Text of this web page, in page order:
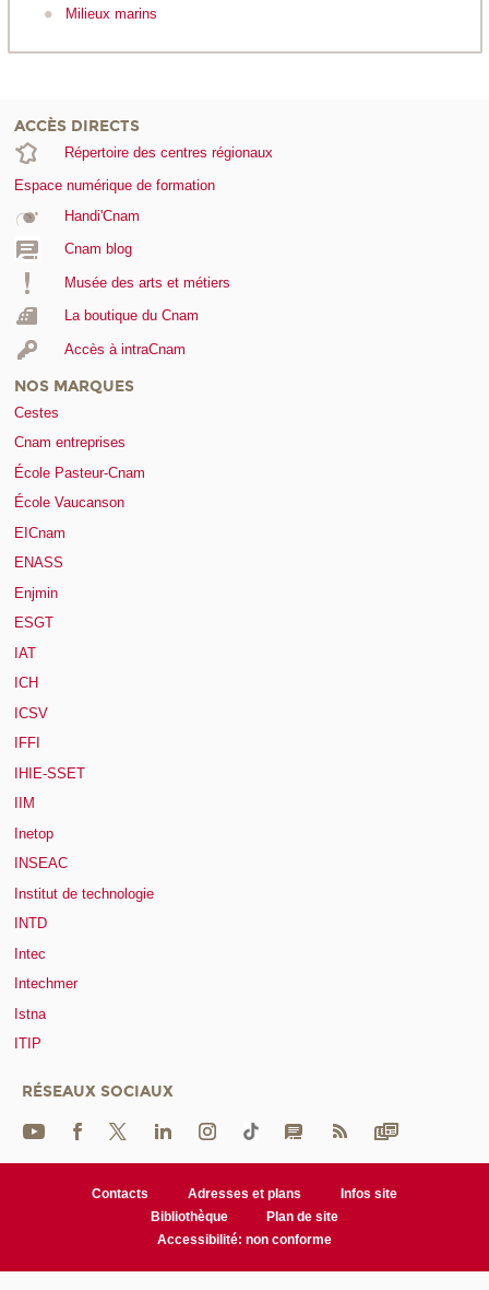
Milieux marins
ACCÈS DIRECTS
Répertoire des centres régionaux
Espace numérique de formation
Handi'Cnam
Cnam blog
Musée des arts et métiers
La boutique du Cnam
Accès à intraCnam
NOS MARQUES
Cestes
Cnam entreprises
École Pasteur-Cnam
École Vaucanson
EICnam
ENASS
Enjmin
ESGT
IAT
ICH
ICSV
IFFI
IHIE-SSET
IIM
Inetop
INSEAC
Institut de technologie
INTD
Intec
Intechmer
Istna
ITIP
RÉSEAUX SOCIAUX
Contacts Adresses et plans
Infos site
Bibliothèque
Plan de site
Accessibilité: non conforme